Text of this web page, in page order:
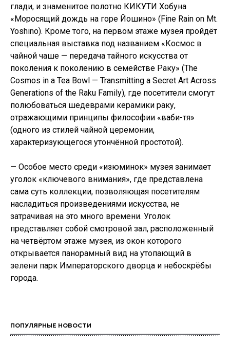
глади, и знаменитое полотно КИКУТИ Хобуна
«Моросящий дождь на горе Йошино» (Fine Rain on Mt.
Yoshino). Кроме того, на первом этаже музея пройдёт
специальная выставка под названием «Космос в
чайной чаше — передача тайного искусства от
поколения к поколению в семействе Раку» (The
Cosmos in a Tea Bowl — Transmitting a Secret Art Across
Generations of the Raku Family), где посетители смогут
полюбоваться шедеврами керамики раку,
отражающими принципы философии «ваби-тя»
(одного из стилей чайной церемонии,
характеризующегося утончённой простотой).
— Особое место среди «изюминок» музея занимает
уголок «ключевого внимания», где представлена
сама суть коллекции, позволяющая посетителям
насладиться произведениями искусства, не
затрачивая на это много времени. Уголок
представляет собой смотровой зал, расположенный
на четвёртом этаже музея, из окон которого
открывается панорамный вид на утопающий в
зелени парк Императорского дворца и небоскрёбы
города.
ПОПУЛЯРНЫЕ НОВОСТИ